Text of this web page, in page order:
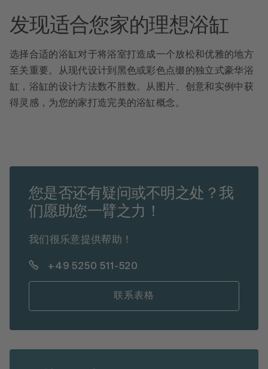
发现适合您家的理想浴缸
选择合适的浴缸对于将浴室打造成一个放松和优雅的地方
至关重要。从现代设计到黑色或彩色点缀的独立式豪华浴
缸，浴缸的设计方法数不胜数。从图片、创意和实例中获
得灵感，为您的家打造完美的浴缸概念。
您是否还有疑问或不明之处？我
们愿助您一臂之力！
我们很乐意提供帮助！
+49 5250 511-520
联系表格